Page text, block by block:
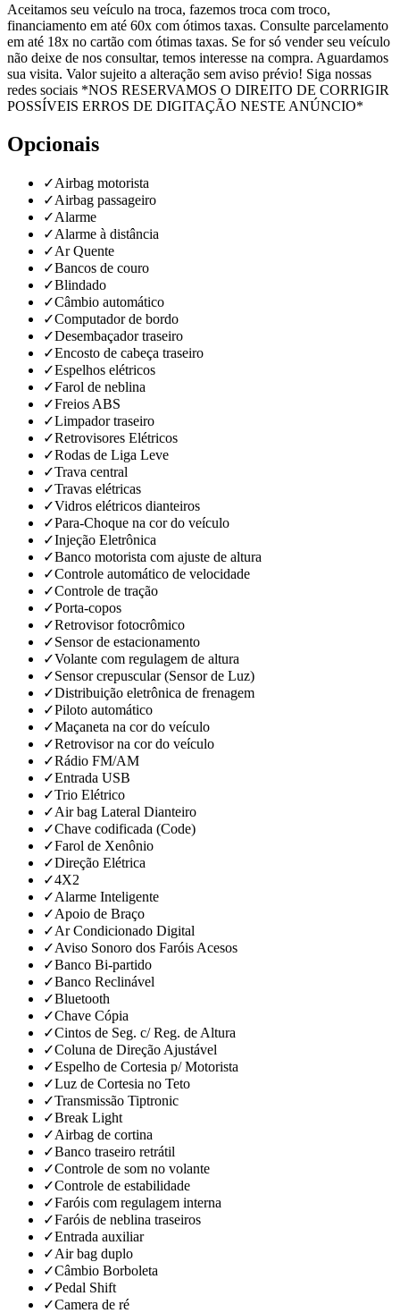
Aceitamos seu veículo na troca, fazemos troca com troco,
financiamento em até 60x com ótimos taxas. Consulte parcelamento
em até 18x no cartão com ótimas taxas. Se for só vender seu veículo
não deixe de nos consultar, temos interesse na compra. Aguardamos
sua visita. Valor sujeito a alteração sem aviso prévio! Siga nossas
redes sociais *NOS RESERVAMOS O DIREITO DE CORRIGIR
POSSÍVEIS ERROS DE DIGITAÇÃO NESTE ANÚNCIO*
Opcionais
✓Airbag motorista
✓Airbag passageiro
✓Alarme
✓Alarme à distância
✓Ar Quente
✓Bancos de couro
✓Blindado
✓Câmbio automático
✓Computador de bordo
✓Desembaçador traseiro
✓Encosto de cabeça traseiro
✓Espelhos elétricos
✓Farol de neblina
✓Freios ABS
✓Limpador traseiro
✓Retrovisores Elétricos
✓Rodas de Liga Leve
✓Trava central
✓Travas elétricas
✓Vidros elétricos dianteiros
✓Para-Choque na cor do veículo
✓Injeção Eletrônica
✓Banco motorista com ajuste de altura
✓Controle automático de velocidade
✓Controle de tração
✓Porta-copos
✓Retrovisor fotocrômico
✓Sensor de estacionamento
✓Volante com regulagem de altura
✓Sensor crepuscular (Sensor de Luz)
✓Distribuição eletrônica de frenagem
✓Piloto automático
✓Maçaneta na cor do veículo
✓Retrovisor na cor do veículo
✓Rádio FM/AM
✓Entrada USB
✓Trio Elétrico
✓Air bag Lateral Dianteiro
✓Chave codificada (Code)
✓Farol de Xenônio
✓Direção Elétrica
✓4X2
✓Alarme Inteligente
✓Apoio de Braço
✓Ar Condicionado Digital
✓Aviso Sonoro dos Faróis Acesos
✓Banco Bi-partido
✓Banco Reclinável
✓Bluetooth
✓Chave Cópia
✓Cintos de Seg. c/ Reg. de Altura
✓Coluna de Direção Ajustável
✓Espelho de Cortesia p/ Motorista
✓Luz de Cortesia no Teto
✓Transmissão Tiptronic
✓Break Light
✓Airbag de cortina
✓Banco traseiro retrátil
✓Controle de som no volante
✓Controle de estabilidade
✓Faróis com regulagem interna
✓Faróis de neblina traseiros
✓Entrada auxiliar
✓Air bag duplo
✓Câmbio Borboleta
✓Pedal Shift
✓Camera de ré